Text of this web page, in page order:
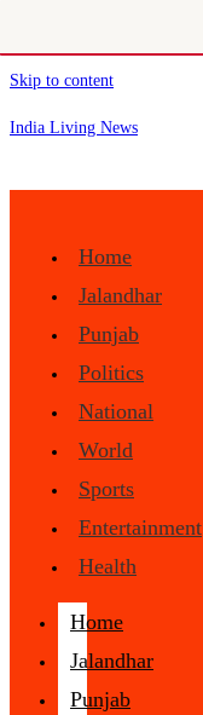
Skip to content
India Living News
Home
Jalandhar
Punjab
Politics
National
World
Sports
Entertainment
Health
Home
Jalandhar
Punjab